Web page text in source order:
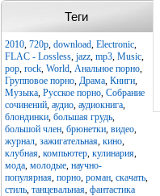
Теги
2010, 720p, download, Electronic,
FLAC - Lossless, jazz, mp3, Music,
pop, rock, World, Анальное порно,
Групповое порно, Драма, Книги,
Музыка, Русское порно, Собрание
сочинений, аудио, аудиокнига,
блондинки, большая грудь,
большой член, брюнетки, видео,
журнал, зажигательная, кино,
клубная, компьютер, кулинария,
мода, молодые, научно-
популярная, порно, роман, скачать,
стиль, танцевальная, фантастика